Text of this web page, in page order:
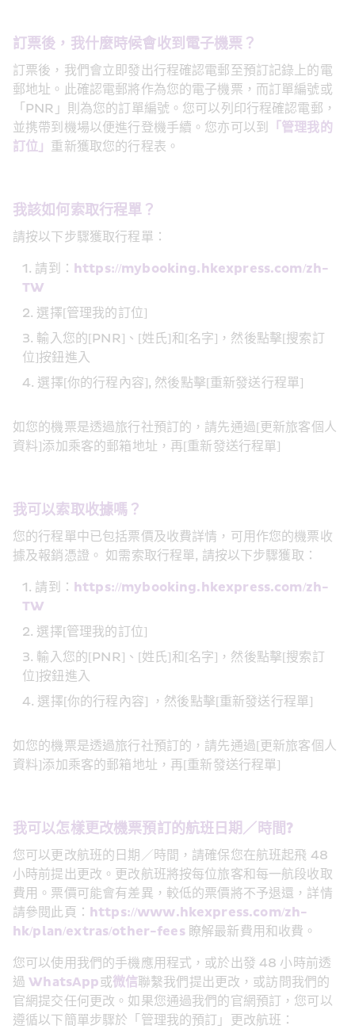
訂票後，我什麼時候會收到電子機票？
訂票後，我們會立即發出行程確認電郵至預訂記錄上的電
郵地址。此確認電郵將作為您的電子機票，而訂單編號或
「PNR」則為您的訂單編號。您可以列印行程確認電郵，
並携帶到機場以便進行登機手續。您亦可以到
「管理我的
訂位」 重新獲取您的行程表。
我該如何索取行程單？
請按以下步驟獲取行程單：
請到： https://mybooking.hkexpress.com/zh-
TW
選擇[管理我的訂位]
輸入您的[PNR]、[姓氏]和[名字]，然後點擊[搜索訂
位]按鈕進入
選擇[你的行程內容], 然後點擊[重新發送行程單]
如您的機票是透過旅行社預訂的，請先通過[更新旅客個人
資料]添加乘客的郵箱地址，再[重新發送行程單]
我可以索取收據嗎？
您的行程單中已包括票價及收費詳情，可用作您的機票收
據及報銷憑證。 如需索取行程單, 請按以下步驟獲取：
請到： https://mybooking.hkexpress.com/zh-
TW
選擇[管理我的訂位]
輸入您的[PNR]、[姓氏]和[名字]，然後點擊[搜索訂
位]按鈕進入
選擇[你的行程內容] ，然後點擊[重新發送行程單]
如您的機票是透過旅行社預訂的，請先通過[更新旅客個人
資料]添加乘客的郵箱地址，再[重新發送行程單]
我可以怎樣更改機票預訂的航班日期／時間?
您可以更改航班的日期／時間，請確保您在航班起飛 48
小時前提出更改。更改航班將按每位旅客和每一航段收取
費用。票價可能會有差異，較低的票價將不予退還，詳情
請參閱此頁： https://www.hkexpress.com/zh-
hk/plan/extras/other-fees 瞭解最新費用和收費。
您可以使用我們的手機應用程式，或於出發 48 小時前透
過 WhatsApp或微信聯繫我們提出更改，或訪問我們的
官網提交任何更改。如果您通過我們的官網預訂，您可以
遵循以下簡單步驟於「管理我的預訂」更改航班：